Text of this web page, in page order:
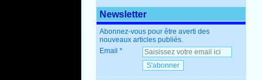
Newsletter
Abonnez-vous pour être averti des
nouveaux articles publiés.
Email